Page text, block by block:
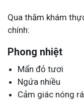
Qua thăm khám
chính:
Phong nhiệt
Mẩn đỏ tươi
Ngứa nhiều
Cảm giác nóng